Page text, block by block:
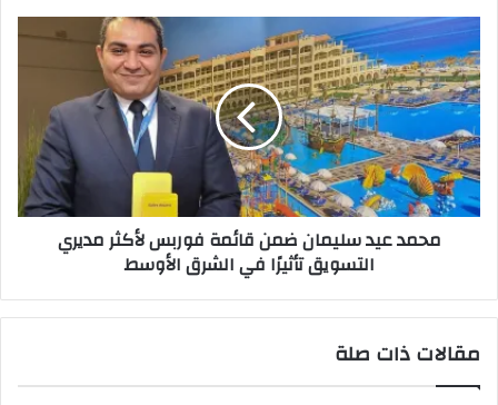
محمد
عيد
سليمان
ضمن
قائمة
فوربس
لأكثر
مديري
التسويق
محمد عيد سليمان ضمن قائمة فوربس لأكثر مديري
التسويق تأثيرًا في الشرق الأوسط
مقالات ذات صلة